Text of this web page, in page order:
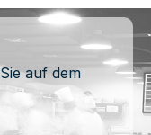
auf dem